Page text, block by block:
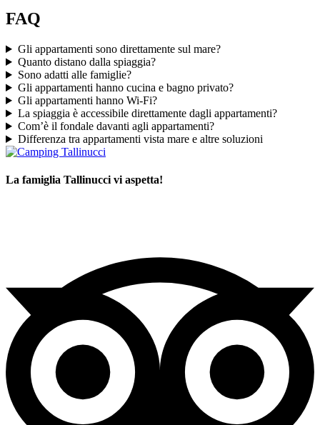
FAQ
Gli appartamenti sono direttamente sul mare?
Quanto distano dalla spiaggia?
Sono adatti alle famiglie?
Gli appartamenti hanno cucina e bagno privato?
Gli appartamenti hanno Wi-Fi?
La spiaggia è accessibile direttamente dagli appartamenti?
Com’è il fondale davanti agli appartamenti?
Differenza tra appartamenti vista mare e altre soluzioni
La famiglia Tallinucci vi aspetta!